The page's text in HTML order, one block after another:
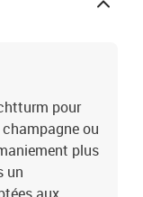
pour
ou
plus
un